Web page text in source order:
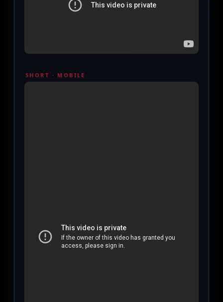
SHORT · MOBILE